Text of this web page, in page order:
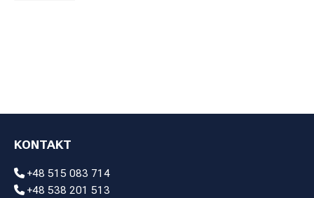
KONTAKT
+48 515 083 714
+48 538 201 513